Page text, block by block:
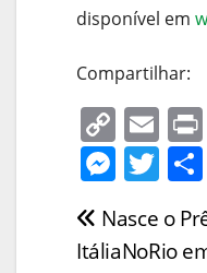
disponível em
Compartilhar:
C
o
p
y
E
m
ai
l
M
ss
T
w
itt
h
Navegação
Nasce o
ItáliaNoRio